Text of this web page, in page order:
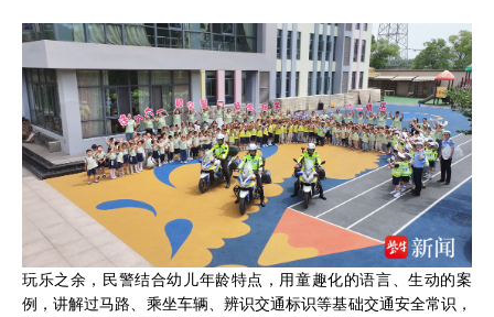
玩乐之余，民警结合幼儿年龄特点，用童趣化的语言、生动的案
例，讲解过马路、乘坐车辆、辨识交通标识等基础交通安全常识，